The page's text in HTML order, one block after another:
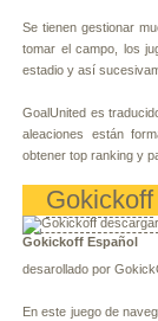
Se tienen gestionar
tomar el campo, los
estadio y así
GoalUnited es
aleaciones están
obtener top ranking y
Gokickoff
Gokickoff Español
desarollado por
En este juego de